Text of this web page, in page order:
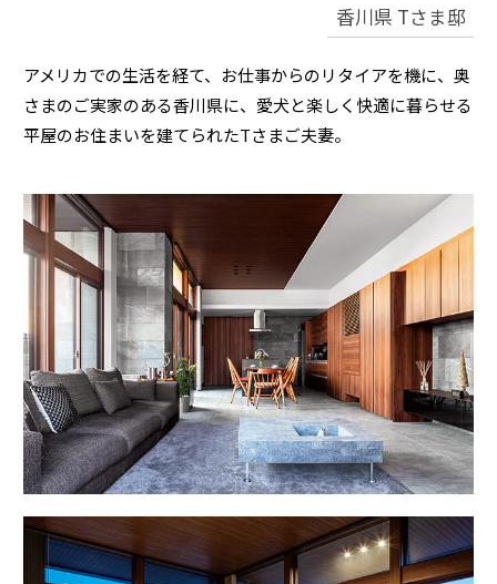
売る
これから住まいをご検討の方
多彩な動画やこだわりが詰まった建築実例、注目の最新情報など、住
まいづくりを楽しく学べるデジタルラウンジです。
ホームラウンジ 新築・戸建て
これから土地活用・賃貸経営をご検討の方
土地活用の基礎から長期安定経営を目指すオーナー様まで、賃貸経営
に役立つ多彩な情報を幅広くお届けします。
ホームラウンジ 土地活用・賃貸経営
これからリフォームをご検討の方
実例動画や基礎知識、収納の工夫など、理想の住まいを叶えるリフォ
ホームラウンジ リフォーム
のまちづくりを実現していきます。
ミサワゼネラルソリューション
ームを結ぶコミュニケーションサイト。お得・便利・安心なコンテン
ツや、ミサワホームからの大切なお知らせなど配信しています。
ミサワオーナーズクラブ
採用情報
新卒者採用
中途採用
障がい者採用
ウエルネス事業
海外事業
香川県 Tさま邸
アメリカでの生活を経て、お仕事からのリタイアを機に、奥
さまのご実家のある香川県に、愛犬と楽しく快適に暮らせる
平屋のお住まいを建てられたTさまご夫妻。